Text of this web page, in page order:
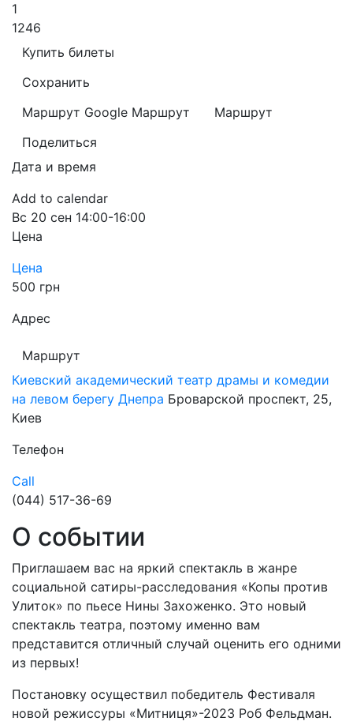
1
1246
Купить билеты
Сохранить
Маршрут Google Маршрут
Маршрут
Поделиться
Дата и время
Add to calendar
Вс 20 сен 14:00-16:00
Цена
Цена
500 грн
Адрес
Маршрут
Киевский академический театр драмы и комедии
на левом берегу Днепра Броварской проспект, 25,
Киев
Телефон
Call
(044) 517-36-69
О событии
Приглашаем вас на яркий спектакль в жанре
социальной сатиры-расследования «Копы против
Улиток» по пьесе Нины Захоженко. Это новый
спектакль театра, поэтому именно вам
представится отличный случай оценить его одними
из первых!
Постановку осуществил победитель Фестиваля
новой режиссуры «Митниця»-2023 Роб Фельдман.